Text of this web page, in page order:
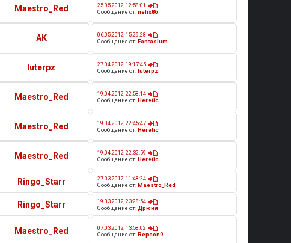
Maestro_Red
25.05.2012, 12:58:01
Сообщение от:nelix86
AK
06.05.2012, 15:29:28
Сообщение от:Fantasium
luterpz
27.04.2012, 19:17:45
Сообщение от:luterpz
Maestro_Red
19.04.2012, 22:58:14
Сообщение от:Heretic
Maestro_Red
19.04.2012, 22:45:47
Сообщение от:Heretic
Maestro_Red
19.04.2012, 22:32:59
Сообщение от:Heretic
Ringo_Starr
27.03.2012, 11:48:24
Сообщение от:Maestro_Red
Ringo_Starr
19.03.2012, 23:28:54
Сообщение от: Дрюня
Maestro_Red
07.03.2012, 13:58:02
Сообщение от:Repcon9